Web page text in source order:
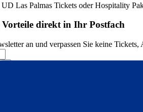
Las Palmas Tickets oder Hospitality
direkt in Ihr Postfach
an und verpassen Sie keine